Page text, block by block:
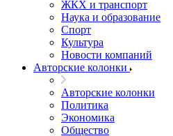
ЖКХ и транспорт
Наука и образование
Спорт
Культура
Новости компаний
Авторские колонки
Авторские колонки
Политика
Экономика
Общество